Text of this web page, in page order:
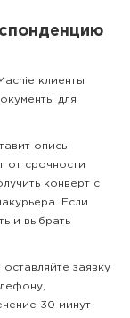
клиенты
для
опись
от срочности
конверт с
Если
и выбрать
заявку
30 минут